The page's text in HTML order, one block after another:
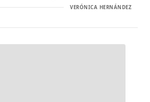
VERÓNICA HERNÁNDEZ